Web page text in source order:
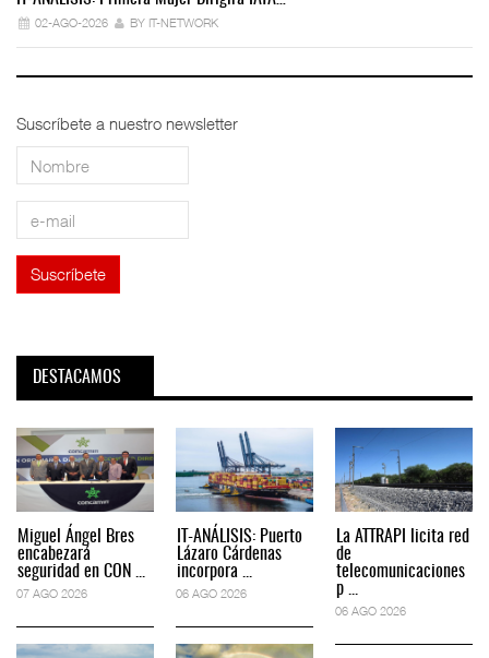
02-AGO-2026 BY IT-NETWORK
Suscríbete a nuestro newsletter
DESTACAMOS
Miguel Ángel Bres
encabezará
seguridad en CON ...
07 AGO 2026
IT-ANÁLISIS: Puerto
Lázaro Cárdenas
incorpora ...
06 AGO 2026
La ATTRAPI licita red
de
telecomunicaciones
p ...
06 AGO 2026